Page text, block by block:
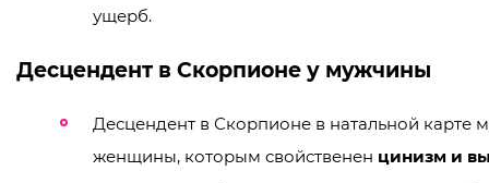
ущерб.
Десцендент в Скорпионе у мужчины
Десцендент в Скорпионе в натальной карте
женщины, которым свойственен цинизм и